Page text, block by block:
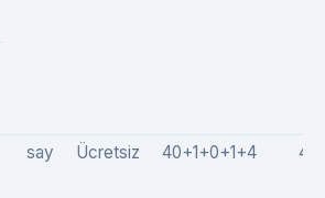
say Ücretsiz 40+1+0+1+4